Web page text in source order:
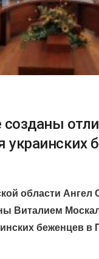
созданы
украинских
области Ангел
Виталием
беженцев в